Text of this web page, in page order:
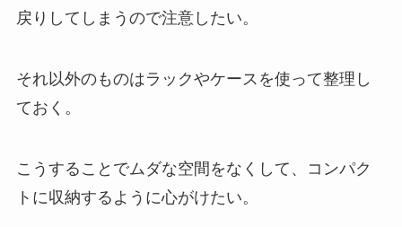
戻りしてしまうので注意したい。
それ以外のものはラックやケースを使って整理し
ておく。
こうすることでムダな空間をなくして、コンパク
トに収納するように心がけたい。